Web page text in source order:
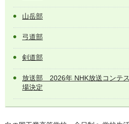
山岳部
弓道部
剣道部
放送部 2026年 NHK放送コンテ
場決定